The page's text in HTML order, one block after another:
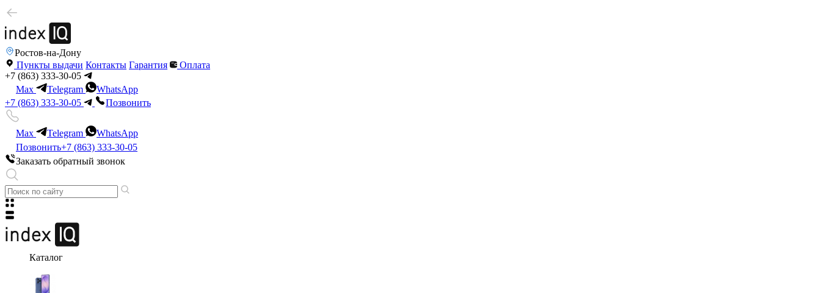
Ростов-на-Дону
Пункты выдачи Контакты Гарантия
Оплата
+7 (863) 333-30-05
Max
Telegram
WhatsApp
+7 (863) 333-30-05
Позвонить
Max Telegram
WhatsApp
Позвонить+7 (863) 333-30-05
Заказать обратный звонок
Каталог